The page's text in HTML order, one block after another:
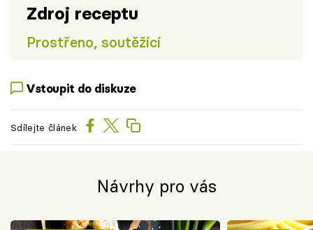
Zdroj receptu
Prostřeno, soutěžící
Vstoupit do diskuze
Sdílejte článek
Návrhy pro vás